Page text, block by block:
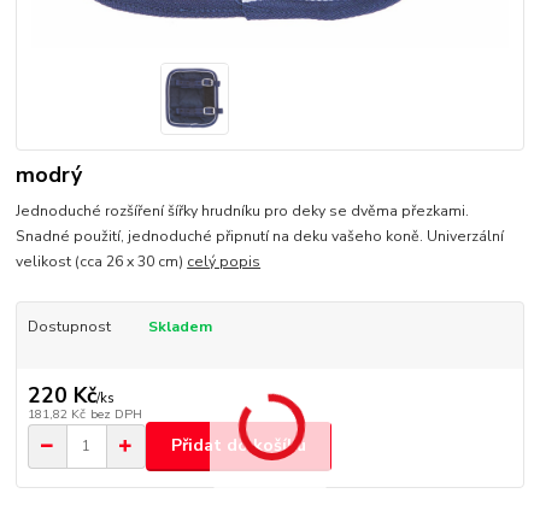
modrý
Jednoduché rozšíření šířky hrudníku pro deky se dvěma přezkami.
Snadné použití, jednoduché připnutí na deku vašeho koně. Univerzální
velikost (cca 26 x 30 cm) celý popis
Dostupnost Skladem
220 Kč/ks
181,82 Kč bez DPH
Přidat do košíku